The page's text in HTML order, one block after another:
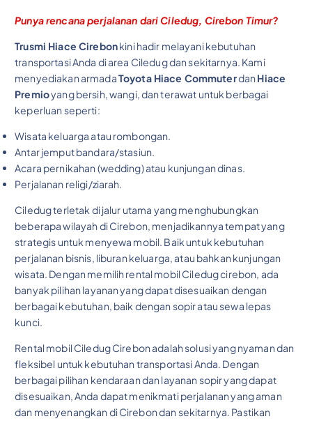
Punya rencana perjalanan dari Ciledug, Cirebon Timur?
Trusmi Hiace Cirebonkini hadir melayani kebutuhan
transportasi Anda di area Ciledug dan sekitarnya. Kami
menyediakan armadaToyota Hiace CommuterdanHiace
Premioyang bersih, wangi, dan terawat untuk berbagai
keperluan seperti:
Wisata keluarga atau rombongan.
Antar jemput bandara/stasiun.
Acara pernikahan (wedding) atau kunjungan dinas.
Perjalanan religi/ziarah.
Ciledug terletak di jalur utama yang menghubungkan
beberapa wilayah di Cirebon, menjadikannya tempat yang
strategis untuk menyewa mobil. Baik untuk kebutuhan
perjalanan bisnis, liburan keluarga, atau bahkan kunjungan
wisata. Dengan memilih rental mobil Ciledug cirebon, ada
banyak pilihan layanan yang dapat disesuaikan dengan
berbagai kebutuhan, baik dengan sopir atau sewa lepas
kunci.
Rental mobil Ciledug Cirebon adalah solusi yang nyaman dan
fleksibel untuk kebutuhan transportasi Anda. Dengan
berbagai pilihan kendaraan dan layanan sopir yang dapat
disesuaikan, Anda dapat menikmati perjalanan yang aman
dan menyenangkan di Cirebon dan sekitarnya. Pastikan